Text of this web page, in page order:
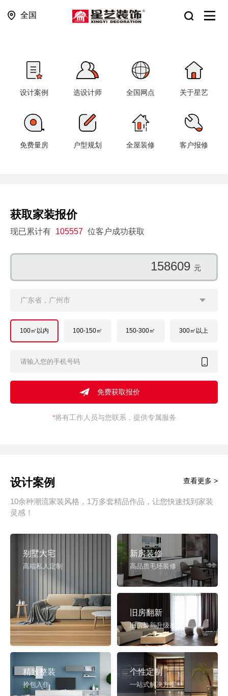
全国
设计案例 选设计师 全国网点 关于星艺
免费量房 户型规划 全屋装修 客户报修
获取家装报价
现已累计有 105557 位客户成功获取
157556 元
广东省，广州市
100㎡以内 100-150㎡ 150-300㎡ 300㎡以上
*将有工作人员与您联系，提供专属服务
设计案例
10余种潮流家装风格，1万多套精品作品，让您快速找到家装
灵感！
查看更多 >
别墅大宅
高端私人定制
新房装修
高品质毛坯装修
旧房翻新
旧房焕新升级改造
精致整装
拎包入住
个性定制
一站式解决方案